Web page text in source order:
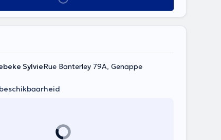
SylvieRue Banterley 79A, Genappe